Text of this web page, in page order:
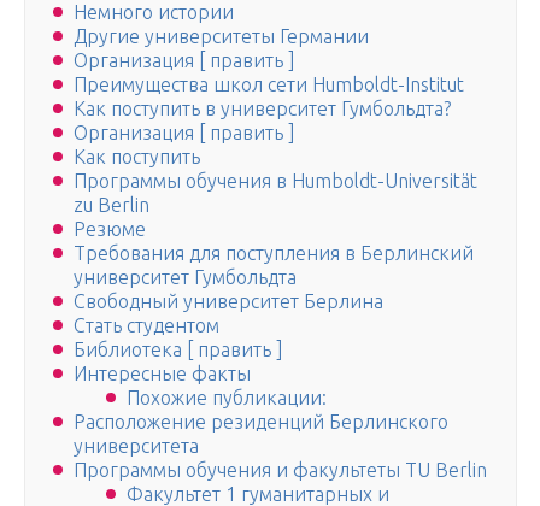
Немного истории
Другие университеты Германии
Организация [ править ]
Преимущества школ сети Humboldt-Institut
Как поступить в университет Гумбольдта?
Организация [ править ]
Как поступить
Программы обучения в Humboldt-Universität
zu Berlin
Резюме
Требования для поступления в Берлинский
университет Гумбольдта
Свободный университет Берлина
Стать студентом
Библиотека [ править ]
Интересные факты
Похожие публикации:
Расположение резиденций Берлинского
университета
Программы обучения и факультеты TU Berlin
Факультет 1 гуманитарных и